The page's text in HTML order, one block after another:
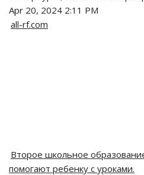
Apr 20, 2024 2:11 PM
all-rf.com
Второе школьное
помогают ребенку с уроками.